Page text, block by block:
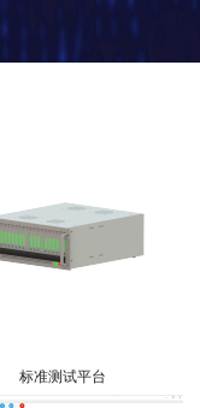
标准测试平台